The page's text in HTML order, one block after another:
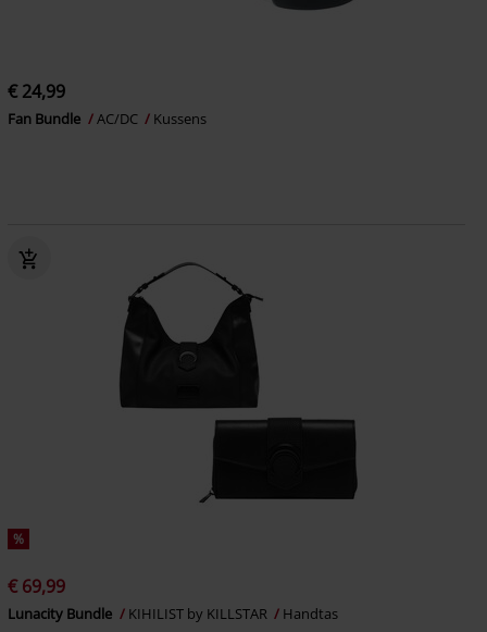
€ 24,99
Fan Bundle AC/DC Kussens
%
€ 69,99
Lunacity Bundle KIHILIST by KILLSTAR Handtas